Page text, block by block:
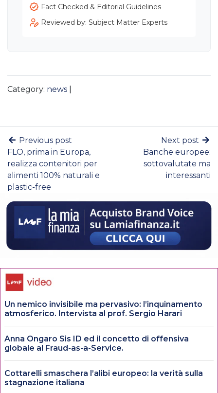
Fact Checked & Editorial Guidelines
Reviewed by: Subject Matter Experts
Category: news
Previous post
FLO, prima in Europa,
realizza contenitori per
alimenti 100% naturali e
plastic-free
Next post
Banche europee:
sottovalutate ma
interessanti
Un nemico invisibile ma pervasivo: l’inquinamento
atmosferico. Intervista al prof. Sergio Harari
Anna Ongaro Sis ID ed il concetto di offensiva
globale al Fraud-as-a-Service.
Cottarelli smaschera l’alibi europeo: la verità sulla
stagnazione italiana